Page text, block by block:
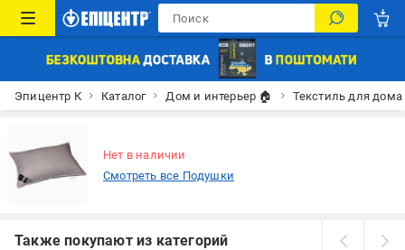
Эпицентр К Каталог Дом и интерьер 🏠 Текстиль для дома
Нет в наличии
Смотреть все Подушки
Также покупают из категорий